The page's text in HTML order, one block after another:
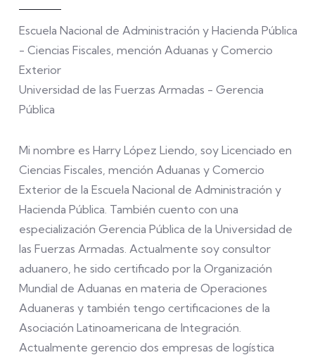
Escuela Nacional de Administración y Hacienda Pública
- Ciencias Fiscales, mención Aduanas y Comercio
Exterior
Universidad de las Fuerzas Armadas - Gerencia
Pública
Mi nombre es Harry López Liendo, soy Licenciado en
Ciencias Fiscales, mención Aduanas y Comercio
Exterior de la Escuela Nacional de Administración y
Hacienda Pública. También cuento con una
especialización Gerencia Pública de la Universidad de
las Fuerzas Armadas. Actualmente soy consultor
aduanero, he sido certificado por la Organización
Mundial de Aduanas en materia de Operaciones
Aduaneras y también tengo certificaciones de la
Asociación Latinoamericana de Integración.
Actualmente gerencio dos empresas de logística